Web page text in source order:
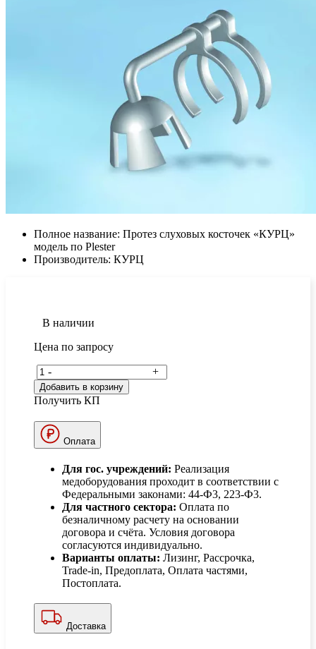
Полное название: Протез слуховых косточек «КУРЦ»
модель по Plester
Производитель: КУРЦ
В наличии
Цена по запросу
- +
Добавить в корзину
Получить КП
Оплата
Для гос. учреждений: Реализация
медоборудования проходит в соответствии с
Федеральными законами: 44-Ф3, 223-Ф3.
Для частного сектора: Оплата по
безналичному расчету на основании
договора и счёта. Условия договора
согласуются индивидуально.
Варианты оплаты: Лизинг, Рассрочка,
Trade-in, Предоплата, Оплата частями,
Постоплата.
Доставка